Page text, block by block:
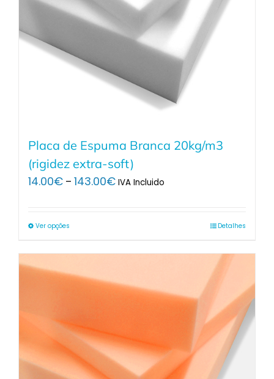
Placa de Espuma Branca 20kg/m3
(rigidez extra-soft)
14.00€ – 143.00€Price
IVA Incluido
Ver opções Detalhes